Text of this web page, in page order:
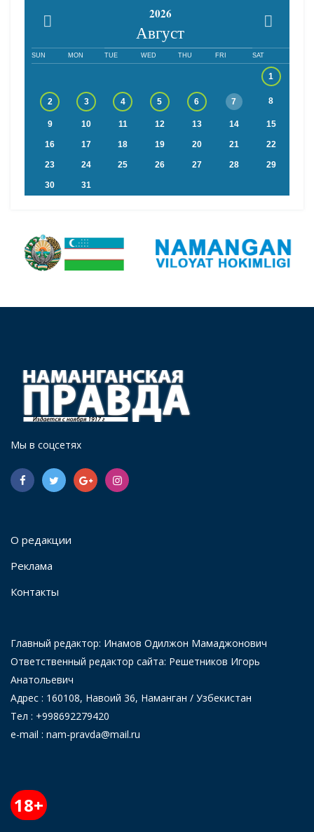
2026
Август
SUN MON TUE WED THU FRI SAT
1
2 3 4 5 6 7 8
9 10 11 12 13 14 15
16 17 18 19 20 21 22
23 24 25 26 27 28 29
30 31
Мы в соцсетях
О редакции
Реклама
Контакты
Главный редактор: Инамов Одилжон Мамаджонович
Ответственный редактор сайта: Решетников Игорь
Анатольевич
Адрес : 160108, Навоий 36, Наманган / Узбекистан
Тел : +998692279420
e-mail : nam-pravda@mail.ru
18+